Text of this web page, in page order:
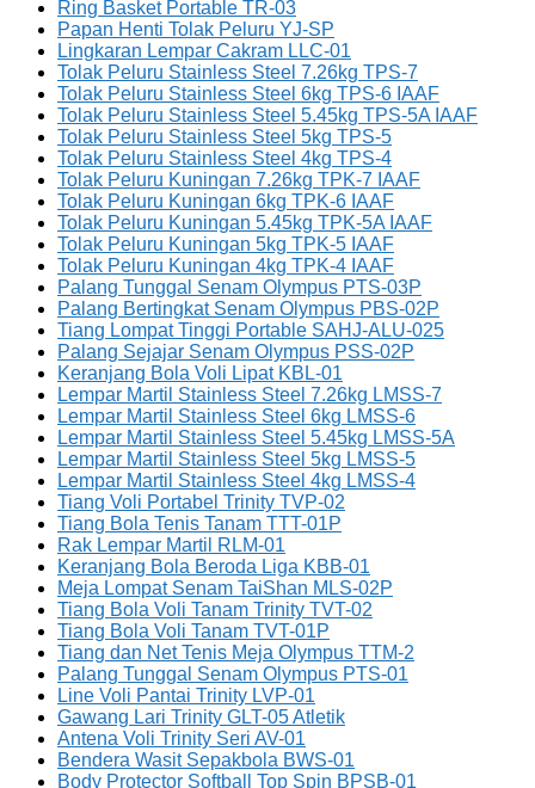
Ring Basket Portable TR-03
Papan Henti Tolak Peluru YJ-SP
Lingkaran Lempar Cakram LLC-01
Tolak Peluru Stainless Steel 7.26kg TPS-7
Tolak Peluru Stainless Steel 6kg TPS-6 IAAF
Tolak Peluru Stainless Steel 5.45kg TPS-5A IAAF
Tolak Peluru Stainless Steel 5kg TPS-5
Tolak Peluru Stainless Steel 4kg TPS-4
Tolak Peluru Kuningan 7.26kg TPK-7 IAAF
Tolak Peluru Kuningan 6kg TPK-6 IAAF
Tolak Peluru Kuningan 5.45kg TPK-5A IAAF
Tolak Peluru Kuningan 5kg TPK-5 IAAF
Tolak Peluru Kuningan 4kg TPK-4 IAAF
Palang Tunggal Senam Olympus PTS-03P
Palang Bertingkat Senam Olympus PBS-02P
Tiang Lompat Tinggi Portable SAHJ-ALU-025
Palang Sejajar Senam Olympus PSS-02P
Keranjang Bola Voli Lipat KBL-01
Lempar Martil Stainless Steel 7.26kg LMSS-7
Lempar Martil Stainless Steel 6kg LMSS-6
Lempar Martil Stainless Steel 5.45kg LMSS-5A
Lempar Martil Stainless Steel 5kg LMSS-5
Lempar Martil Stainless Steel 4kg LMSS-4
Tiang Voli Portabel Trinity TVP-02
Tiang Bola Tenis Tanam TTT-01P
Rak Lempar Martil RLM-01
Keranjang Bola Beroda Liga KBB-01
Meja Lompat Senam TaiShan MLS-02P
Tiang Bola Voli Tanam Trinity TVT-02
Tiang Bola Voli Tanam TVT-01P
Tiang dan Net Tenis Meja Olympus TTM-2
Palang Tunggal Senam Olympus PTS-01
Line Voli Pantai Trinity LVP-01
Gawang Lari Trinity GLT-05 Atletik
Antena Voli Trinity Seri AV-01
Bendera Wasit Sepakbola BWS-01
Body Protector Softball Top Spin BPSB-01